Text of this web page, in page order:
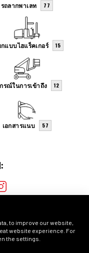
รถลากพาเลท 77
แบบไฮแร็คเกอร์ 15
รณ์ในการเข้าถึง 12
เอกสารแนบ 57
to improve our website,
website experience. For
the settings.